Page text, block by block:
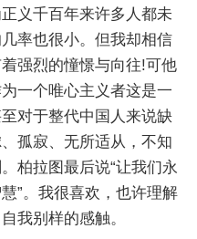
义千百年来许多人都未
率也很小。但我却相信
强烈的憧憬与向往!可他
一个唯心主义者这是一
对于整代中国人来说缺
孤寂、无所适从，不知
柏拉图最后说“让我们永
”。我很喜欢，也许理解
我别样的感触。